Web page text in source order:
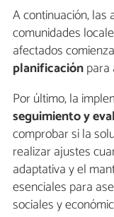
A continuación, las
comunidades
afectados
planificaciónpara
Por último, la
seguimiento y
comprobar si la
realizar ajustes
adaptativa y el
esenciales para
sociales y